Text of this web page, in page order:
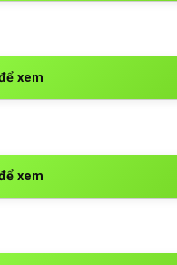
xem
xem